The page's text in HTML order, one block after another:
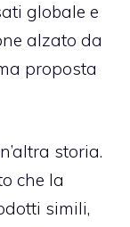
globale e
alzato da
proposta
storia.
che la
simili,